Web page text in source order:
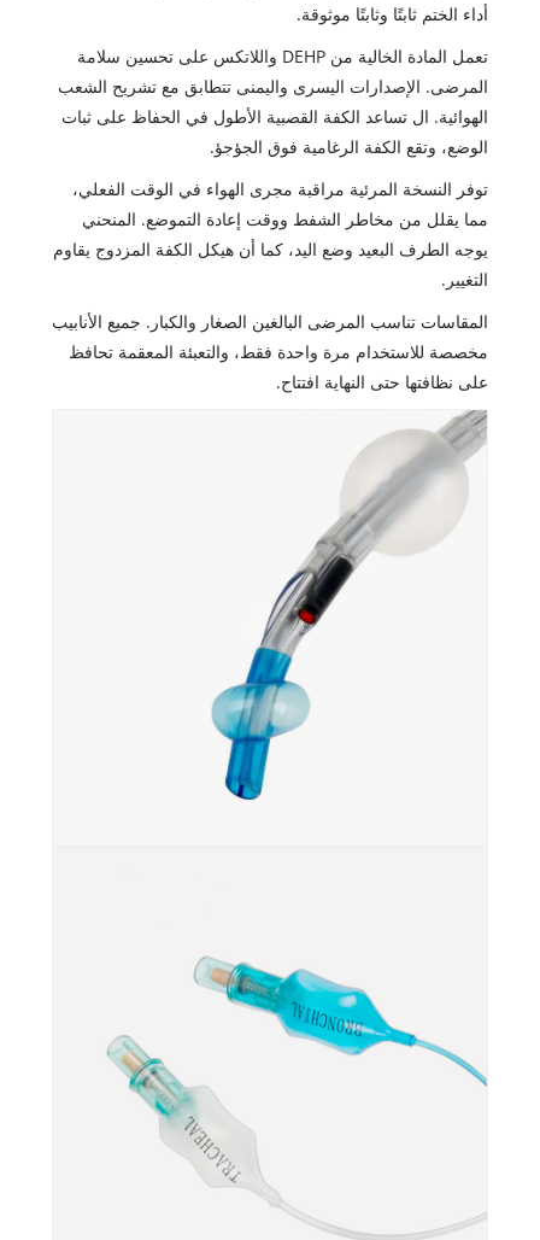
أداء الختم ثابتًا وثابتًا موثوقة.
تعمل المادة الخالية من DEHP واللاتكس على تحسين سلامة
المرضى. الإصدارات اليسرى واليمنى تتطابق مع تشريح الشعب
الهوائية. ال تساعد الكفة القصبية الأطول في الحفاظ على ثبات
الوضع، وتقع الكفة الرغامية فوق الجؤجؤ.
توفر النسخة المرئية مراقبة مجرى الهواء في الوقت الفعلي،
مما يقلل من مخاطر الشفط ووقت إعادة التموضع. المنحني
يوجه الطرف البعيد وضع اليد، كما أن هيكل الكفة المزدوج يقاوم
التغيير.
المقاسات تناسب المرضى البالغين الصغار والكبار. جميع الأنابيب
مخصصة للاستخدام مرة واحدة فقط، والتعبئة المعقمة تحافظ
على نظافتها حتى النهاية افتتاح.